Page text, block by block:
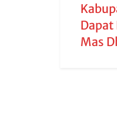
Dapat
Mas